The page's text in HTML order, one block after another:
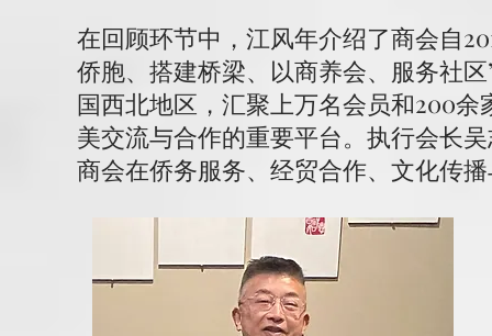
在回顾环节中，江风年介绍了商会自
侨胞、搭建桥梁、以商养会、服务社
国西北地区，汇聚上万名会员和200
美交流与合作的重要平台。执行会长
商会在侨务服务、经贸合作、文化传